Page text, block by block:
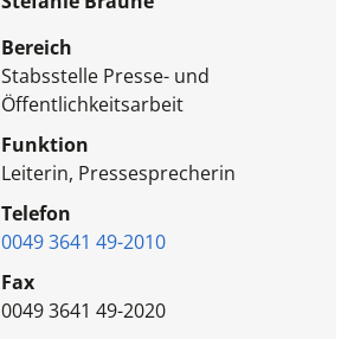
Bereich
Stabsstelle Presse- und
Öffentlichkeitsarbeit
Funktion
Leiterin, Pressesprecherin
Telefon
0049 3641 49-2010
Fax
0049 3641 49-2020